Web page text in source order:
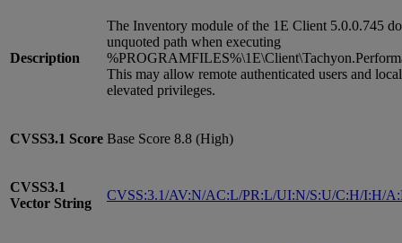
Description
The Inventory module of the 1E Client 5.0.0.745
unquoted path when executing
This may allow remote authenticated users and
elevated privileges.
CVSS3.1 Score Base Score 8.8 (High)
CVSS3.1
Vector String
CVSS:3.1/AV:N/AC:L/PR:L/UI:N/S:U/C:H/I:H/